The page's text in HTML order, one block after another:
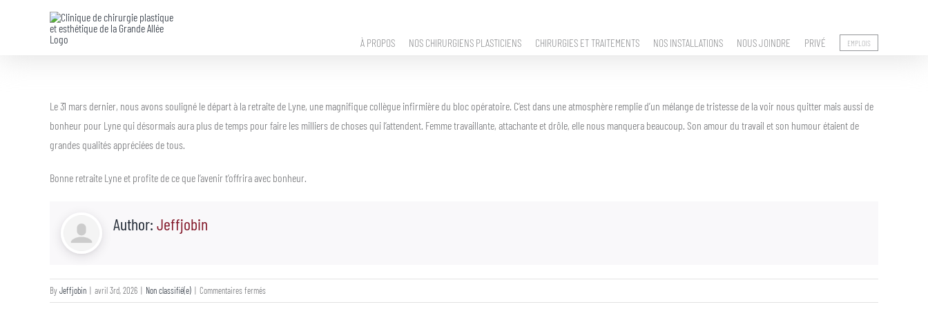
À PROPOS NOS CHIRURGIENS PLASTICIENS CHIRURGIES ET TRAITEMENTS NOS INSTALLATIONS NOUS JOINDRE PRIVÉ EMPLOIS
Le 31 mars dernier, nous avons souligné le départ à la retraite de Lyne, une magnifique collègue infirmière du bloc opératoire. C’est dans une atmosphère remplie d’un mélange de tristesse de la voir nous quitter mais aussi de
bonheur pour Lyne qui désormais aura plus de temps pour faire les milliers de choses qui l’attendent. Femme travaillante, attachante et drôle, elle nous manquera beaucoup. Son amour du travail et son humour étaient de
grandes qualités appréciées de tous.
Bonne retraite Lyne et profite de ce que l’avenir t’offrira avec bonheur.
Author: Jeffjobin
ByJeffjobin | avril 3rd, 2026 | Non classifié(e) | Commentaires ferméssur